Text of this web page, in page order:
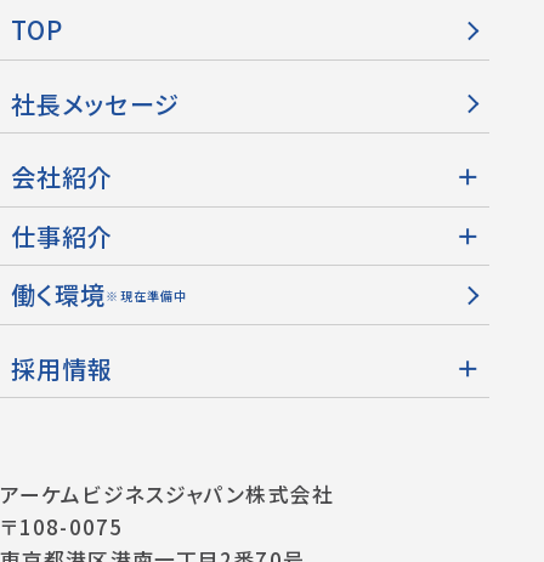
アーケムビジネスジャパン株式会社
〒108-0075
TOP
社長メッセージ
会社紹介
仕事紹介
働く環境※現在準備中
採用情報